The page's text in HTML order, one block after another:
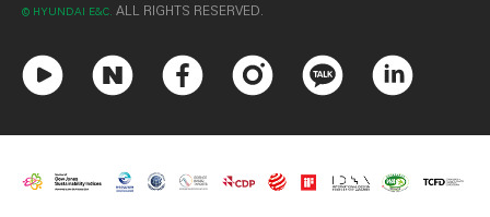
© HYUNDAI E&C. ALL RIGHTS RESERVED.
튜
브
이
이
스
북
스
타
카
오
톡
크
드
인